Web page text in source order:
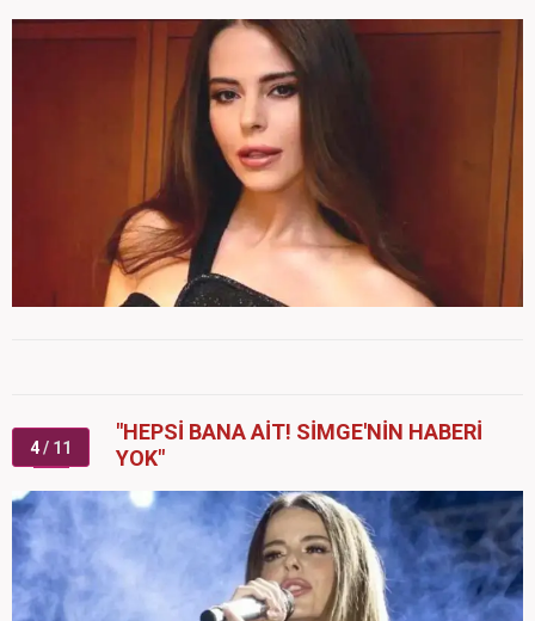
4/ 11
"HEPSİ BANA AİT! SİMGE'NİN HABERİ
YOK"